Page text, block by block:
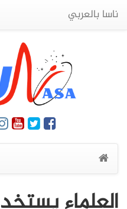
ناسا بالعربي